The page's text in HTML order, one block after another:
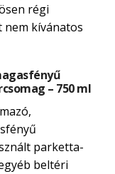
régi
kívánatos
– 750 ml
parketta-
beltéri